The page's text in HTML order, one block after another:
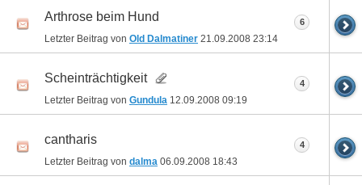
Arthrose beim Hund
Letzter Beitrag von Old Dalmatiner 21.09.2008 23:14
6
Scheinträchtigkeit
Letzter Beitrag von Gundula 12.09.2008 09:19
4
cantharis
Letzter Beitrag von dalma 06.09.2008 18:43
4